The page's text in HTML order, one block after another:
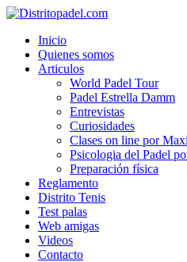
Inicio
Quienes somos
Articulos
World Padel Tour
Padel Estrella Damm
Entrevistas
Curiosidades
Clases on line por
Psicologia del Padel
Preparación física
Reglamento
Distrito Tenis
Test palas
Web amigas
Videos
Contacto